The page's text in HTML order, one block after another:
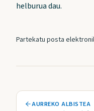
helburua dau.
Partekatu posta
AURREKO ALBISTEA